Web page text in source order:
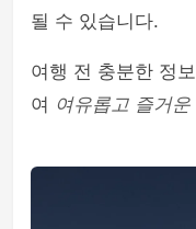
될 수 있습니다.
여행 전 충분한 정
여 여유롭고 즐거운